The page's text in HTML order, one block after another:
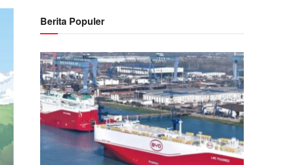
Berita Populer